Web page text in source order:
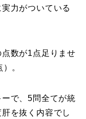
力がついている
数が1点足りませ
。
で、5問全てが統
を抜く内容でし